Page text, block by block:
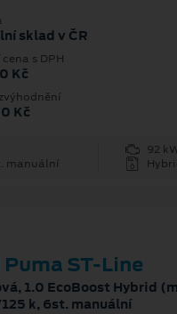
sklad v ČR
s DPH
Kč
Kč
92
manuální
Puma ST-Line
1.0 EcoBoost Hybrid
k, 6st. manuální